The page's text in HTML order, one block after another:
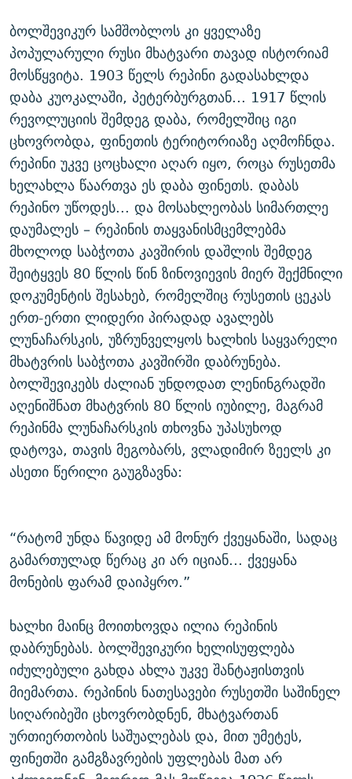
ბოლშევიკურ სამშობლოს კი ყველაზე
პოპულარული რუსი მხატვარი თავად ისტორიამ
მოსწყვიტა. 1903 წელს რეპინი გადასახლდა
დაბა კუოკალაში, პეტერბურგთან... 1917 წლის
რევოლუციის შემდეგ დაბა, რომელშიც იგი
ცხოვრობდა, ფინეთის ტერიტორიაზე აღმოჩნდა.
რეპინი უკვე ცოცხალი აღარ იყო, როცა რუსეთმა
ხელახლა წაართვა ეს დაბა ფინეთს. დაბას
რეპინო უწოდეს... და მოსახლეობას სიმართლე
დაუმალეს – რეპინის თაყვანისმცემლებმა
მხოლოდ საბჭოთა კავშირის დაშლის შემდეგ
შეიტყვეს 80 წლის წინ ზინოვიევის მიერ შექმნილი
დოკუმენტის შესახებ, რომელშიც რუსეთის ცეკას
ერთ-ერთი ლიდერი პირადად ავალებს
ლუნაჩარსკის, უზრუნველყოს ხალხის საყვარელი
მხატვრის საბჭოთა კავშირში დაბრუნება.
ბოლშევიკებს ძალიან უნდოდათ ლენინგრადში
აღენიშნათ მხატვრის 80 წლის იუბილე, მაგრამ
რეპინმა ლუნაჩარსკის თხოვნა უპასუხოდ
დატოვა, თავის მეგობარს, ვლადიმირ ზეელს კი
ასეთი წერილი გაუგზავნა:
“რატომ უნდა წავიდე ამ მონურ ქვეყანაში, სადაც
გამართულად წერაც კი არ იციან... ქვეყანა
მონების ფარამ დაიპყრო.”
ხალხი მაინც მოითხოვდა ილია რეპინის
დაბრუნებას. ბოლშევიკური ხელისუფლება
იძულებული გახდა ახლა უკვე შანტაჟისთვის
მიემართა. რეპინის ნათესავები რუსეთში საშინელ
სიღარიბეში ცხოვრობდნენ, მხატვართან
ურთიერთობის საშუალებას და, მით უმეტეს,
ფინეთში გამგზავრების უფლებას მათ არ